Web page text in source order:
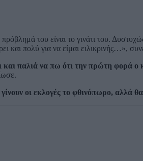
του είναι το γινάτι του.
και πολύ για να είμαι ειλικρινής…»,
και παλιά να πω ότι την πρώτη φορά
οι εκλογές το φθινόπωρο, αλλά θα